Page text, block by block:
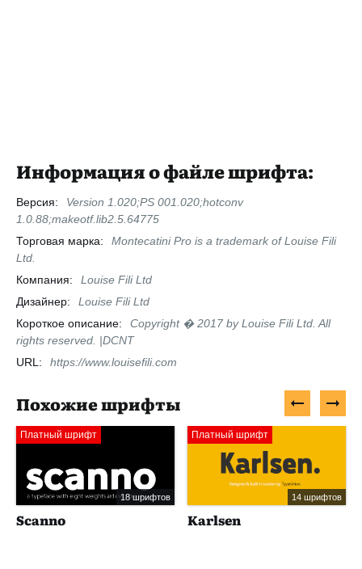
Информация о файле шрифта:
Версия:
Version 1.020;PS 001.020;hotconv
1.0.88;makeotf.lib2.5.64775
Торговая марка:
Montecatini Pro is a trademark of Louise Fili
Ltd.
Компания:
Louise Fili Ltd
Дизайнер:
Louise Fili Ltd
Короткое описание:
Copyright � 2017 by Louise Fili Ltd. All
rights reserved. |DCNT
URL:
https://www.louisefili.com
Похожие шрифты
Платный шрифт
18 шрифтов
Scanno
Платный шрифт
14 шрифтов
Karlsen